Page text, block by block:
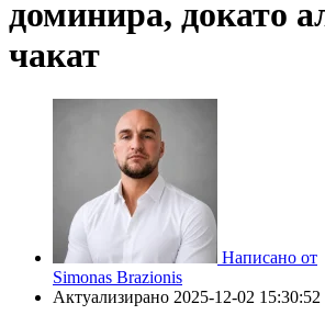
доминира, докато
чакат
Написано от
Simonas Brazionis
Актуализирано 2025-12-02 15:30:52